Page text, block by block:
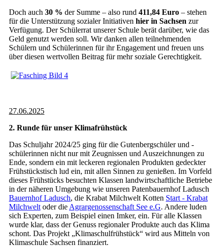
Doch auch 30 % der Summe – also rund 411,84 Euro – stehen
für die Unterstützung sozialer Initiativen hier in Sachsen zur
Verfügung. Der Schülerrat unserer Schule berät darüber, wie das
Geld genutzt werden soll. Wir danken allen teilnehmenden
Schülern und Schülerinnen für ihr Engagement und freuen uns
über diesen wertvollen Beitrag für mehr soziale Gerechtigkeit.
27.06.2025
2. Runde für unser Klimafrühstück
Das Schuljahr 2024/25 ging für die Gutenbergschüler und -
schülerinnen nicht nur mit Zeugnissen und Auszeichnungen zu
Ende, sondern ein mit leckeren regionalen Produkten gedeckter
Frühstückstisch lud ein, mit allen Sinnen zu genießen. Im Vorfeld
dieses Frühstücks besuchten Klassen landwirtschaftliche Betriebe
in der näheren Umgebung wie unseren Patenbauernhof Ladusch
Bauernhof Ladusch, die Krabat Milchwelt Kotten Start - Krabat
Milchwelt oder die Agrargenossenschaft See e.G. Andere luden
sich Experten, zum Beispiel einen Imker, ein. Für alle Klassen
wurde klar, dass der Genuss regionaler Produkte auch das Klima
schont. Das Projekt „Klimaschulfrühstück“ wird aus Mitteln von
Klimaschule Sachsen finanziert.